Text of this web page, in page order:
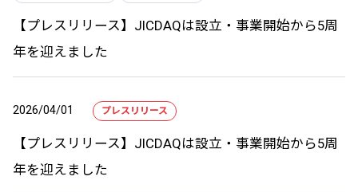
【プレスリリース】JICDAQは設立・事業開始から5周
年を迎えました
2026/04/01 プレスリリース
【プレスリリース】JICDAQは設立・事業開始から5周
年を迎えました